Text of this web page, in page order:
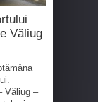
Văliug
Văliug –